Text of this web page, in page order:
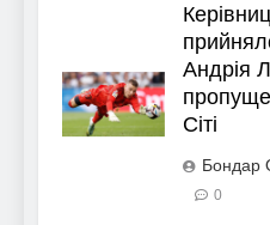
Андрія
Сіті
Бондар
0